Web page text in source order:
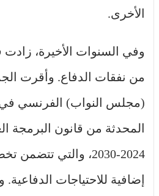
الأخرى.
وفي السنوات الأخيرة،
من نفقات الدفاع. وأقرت
المحدثة من قانون البرمجة
إضافية للاحتياجات